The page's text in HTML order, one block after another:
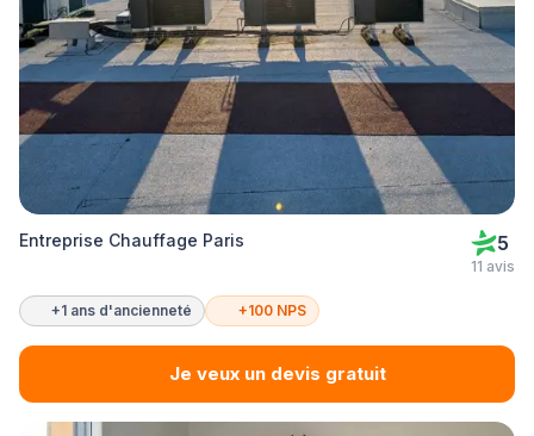
Entreprise Chauffage Paris 5
11 avis
+1 ans d'ancienneté +100 NPS
Je veux un devis gratuit